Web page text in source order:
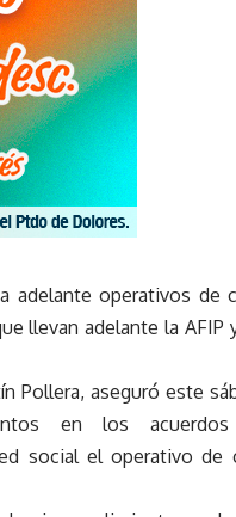
adelante operativos
llevan adelante la AFIP
Pollera, aseguró este
en los
social el operativo